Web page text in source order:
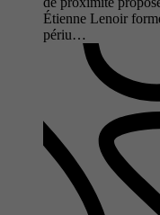
Étienne Lenoir
périu…